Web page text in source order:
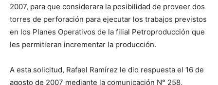
2007, para que considerara la posibilidad de proveer dos
torres de perforación para ejecutar los trabajos previstos
en los Planes Operativos de la filial Petroproducción que
les permitieran incrementar la producción.
A esta solicitud, Rafael Ramírez le dio respuesta el 16 de
agosto de 2007 mediante la comunicación N° 258,